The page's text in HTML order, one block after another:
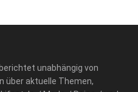
unabhängig von
über aktuelle Themen,